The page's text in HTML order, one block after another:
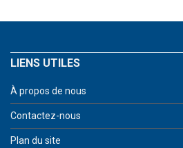
LIENS UTILES
À propos de nous
Contactez-nous
Plan du site